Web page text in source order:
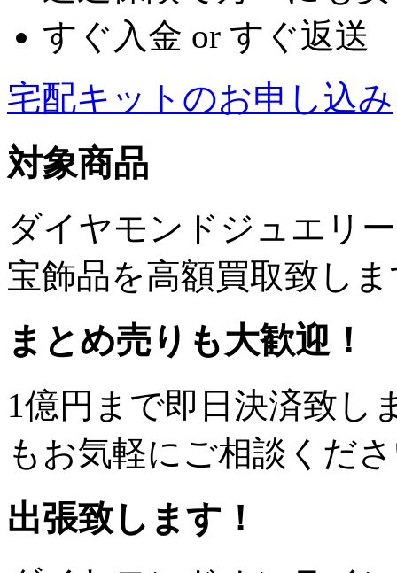
すぐ入金 or すぐ返送
宅配キットのお申し込み
対象商品
ダイヤモンドジュエリ
宝飾品を高額買取致し
まとめ売りも大歓迎！
1億円まで即日決済致し
もお気軽にご相談くだ
出張致します！